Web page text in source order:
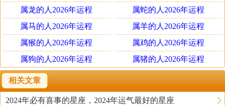
而生畏。若不想成为剩女，还是学会用心考虑他人的需要，
别把自己的意愿强加于人吧！
不再轻易跟异性交心
白羊女活泼开朗，喜欢交朋友，面对爱慕异性的主动追求，
天真的白羊女，一直都相信男女之间有纯洁的感情，为了不
破坏原本的友谊，会嘻嘻哈哈地婉拒对方，“还是好哥们
儿”。可表白的男生并不这么想，既然被拒绝那今后就是陌
属龙的人2026年运程
属蛇的人2026年运程
属马的人2026年运程
属羊的人2026年运程
属猴的人2026年运程
属鸡的人2026年运程
属狗的人2026年运程
属猪的人2026年运程
相关文章
2024年必有喜事的星座，2024年运气最好的星座